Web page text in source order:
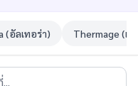
(อัลเทอร่า) Thermage (เท